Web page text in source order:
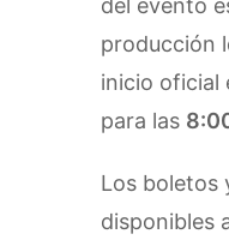
del evento
producción
inicio oficial
para las
Los boletos
disponibles